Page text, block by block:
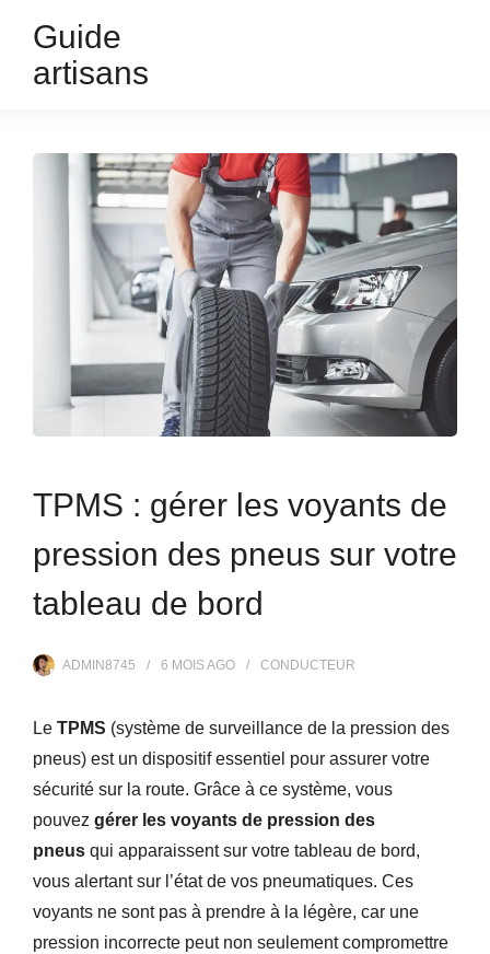
Guide
artisans
TPMS : gérer les voyants de
pression des pneus sur votre
tableau de bord
ADMIN8745 6 MOISAGO CONDUCTEUR
Le TPMS (système de surveillance de la pression des
pneus) est un dispositif essentiel pour assurer votre
sécurité sur la route. Grâce à ce système, vous
pouvez gérer les voyants de pression des
pneus qui apparaissent sur votre tableau de bord,
vous alertant sur l’état de vos pneumatiques. Ces
voyants ne sont pas à prendre à la légère, car une
pression incorrecte peut non seulement compromettre